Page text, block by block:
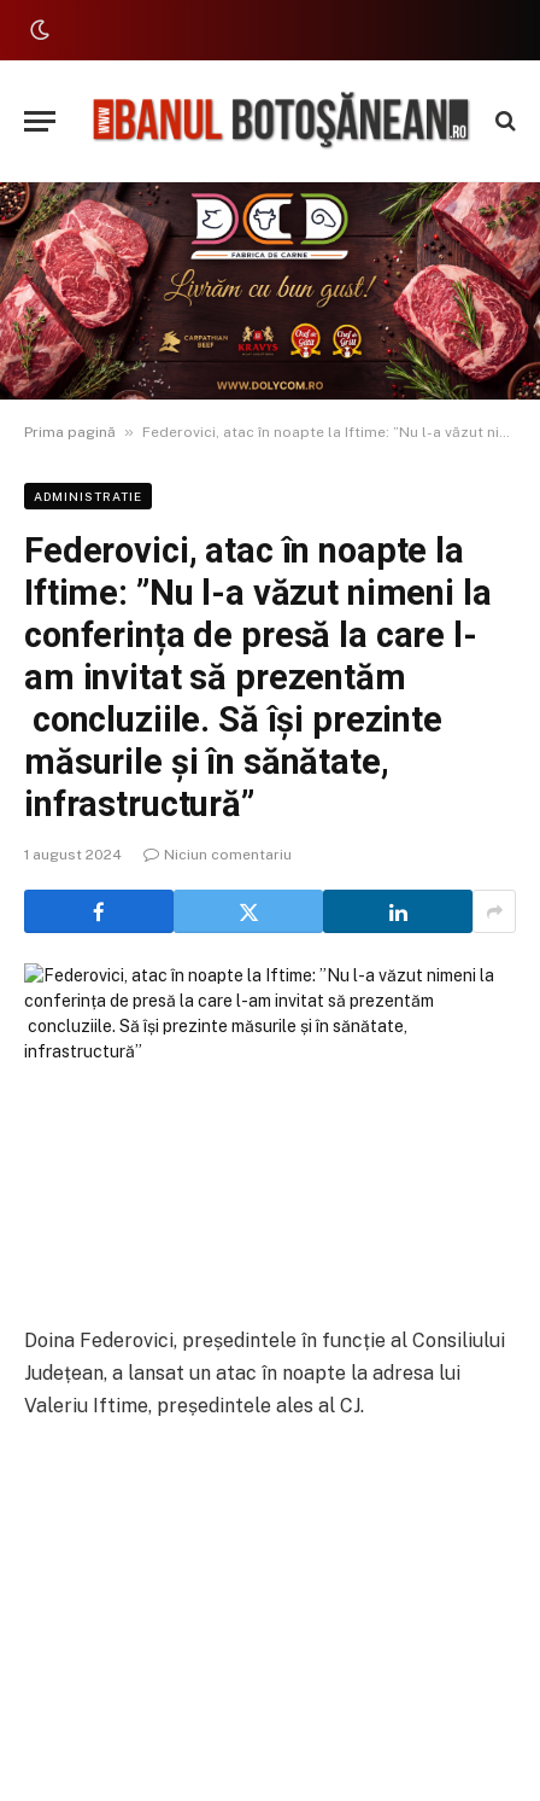
Prima pagină » Federovici, atac în noapte la Iftime: ”Nu l-a văzut nimeni la conferința de presă la care l-am invitat să prezentăm concluziile. Să își prezinte măsurile și în sănătate, infrastructură”
ADMINISTRATIE
Federovici, atac în noapte la
Iftime: ”Nu l-a văzut nimeni la
conferința de presă la care l-
am invitat să prezentăm
concluziile. Să își prezinte
măsurile și în sănătate,
infrastructură”
1 august 2024 Niciun comentariu
Doina Federovici, președintele în funcție al Consiliului
Județean, a lansat un atac în noapte la adresa lui
Valeriu Iftime, președintele ales al CJ.